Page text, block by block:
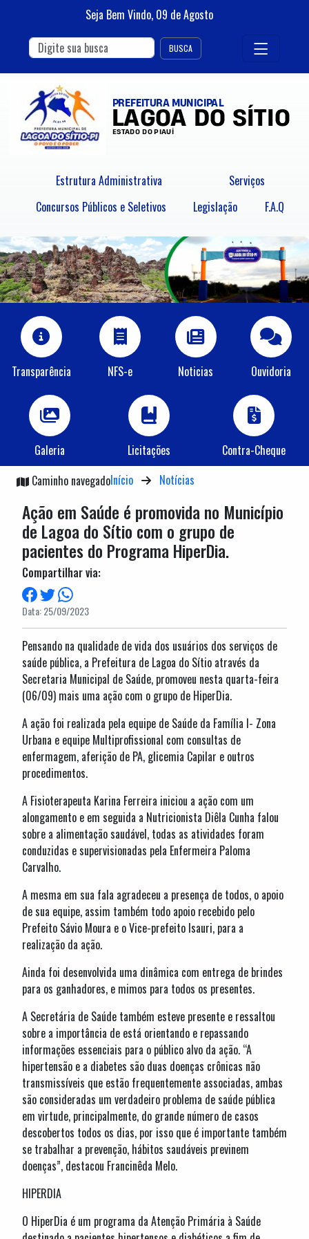
Seja Bem Vindo, 09 deAgosto
BUSCA
Estrutura Administrativa
Serviços
Concursos Públicos e Seletivos
Legislação F.A.Q
Transparência NFS-e Noticias Ouvidoria
Galeria Licitações
Contra-Cheque
Caminho navegadoInício Notícias
Ação em Saúde é promovida no Município
de Lagoa do Sítio com o grupo de
pacientes do Programa HiperDia.
Compartilhar via:
Data: 25/09/2023
Pensando na qualidade de vida dos usuários dos serviços de
saúde pública, a Prefeitura de Lagoa do Sítio através da
Secretaria Municipal de Saúde, promoveu nesta quarta-feira
(06/09) mais uma ação com o grupo de HiperDia.
A ação foi realizada pela equipe de Saúde da Família I- Zona
Urbana e equipe Multiprofissional com consultas de
enfermagem, aferição de PA, glicemia Capilar e outros
procedimentos.
A Fisioterapeuta Karina Ferreira iniciou a ação com um
alongamento e em seguida a Nutricionista Diêla Cunha falou
sobre a alimentação saudável, todas as atividades foram
conduzidas e supervisionadas pela Enfermeira Paloma
Carvalho.
A mesma em sua fala agradeceu a presença de todos, o apoio
de sua equipe, assim também todo apoio recebido pelo
Prefeito Sávio Moura e o Vice-prefeito Isauri, para a
realização da ação.
Ainda foi desenvolvida uma dinâmica com entrega de brindes
para os ganhadores, e mimos para todos os presentes.
A Secretária de Saúde também esteve presente e ressaltou
sobre a importância de está orientando e repassando
informações essenciais para o público alvo da ação. “A
hipertensão e a diabetes são duas doenças crônicas não
transmissíveis que estão frequentemente associadas, ambas
são consideradas um verdadeiro problema de saúde pública
em virtude, principalmente, do grande número de casos
descobertos todos os dias, por isso que é importante também
se trabalhar a prevenção, hábitos saudáveis previnem
doenças”, destacou Francinêda Melo.
HIPERDIA
O HiperDia é um programa da Atenção Primária à Saúde